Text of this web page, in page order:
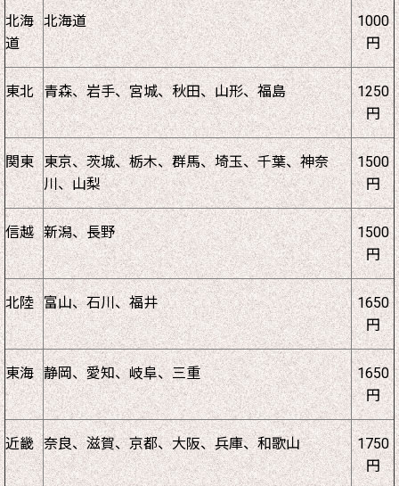
北海
道
北海道
1000
円
東北 青森、岩手、宮城、秋田、山形、福島
1250
円
関東 東京、茨城、栃木、群馬、埼玉、千葉、神奈
川、山梨
1500
円
信越 新潟、長野
1500
円
北陸 富山、石川、福井
1650
円
東海 静岡、愛知、岐阜、三重
1650
円
近畿 奈良、滋賀、京都、大阪、兵庫、和歌山
1750
円